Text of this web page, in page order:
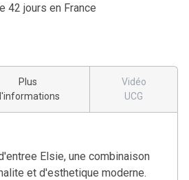
42 jours en France
Plus
Vidéo
UCG
Elsie, une combinaison
et d'esthetique moderne.